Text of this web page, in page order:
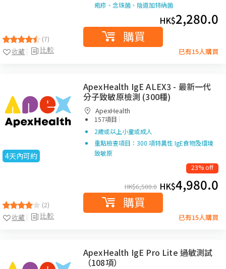
(7)
比較
收藏
疱疹、念珠菌、陰道加特納菌
HK$2,280.0
購買
已有15人購買
4天內可約
(2)
比較
收藏
ApexHealth IgE ALEX3 - 最新一代
分子致敏原檢測 (300種)
ApexHealth
157項目 |
2歲或以上小童或成人
重點檢查項目：300 項特異性 IgE食物及環境
致敏原
23% off
HK$6,500.0 HK$4,980.0
購買
已有15人購買
ApexHealth IgE Pro Lite 過敏測試
（108項）